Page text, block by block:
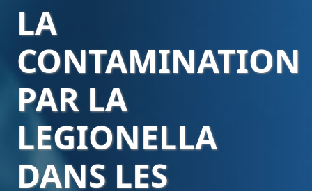
LA
CONTAMINATION
PAR LA
LEGIONELLA
DANS LES